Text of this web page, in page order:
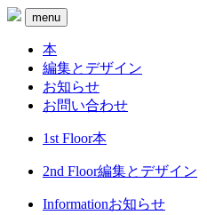
menu
本
編集とデザイン
お知らせ
お問い合わせ
1st Floor本
2nd Floor編集とデザイン
Informationお知らせ